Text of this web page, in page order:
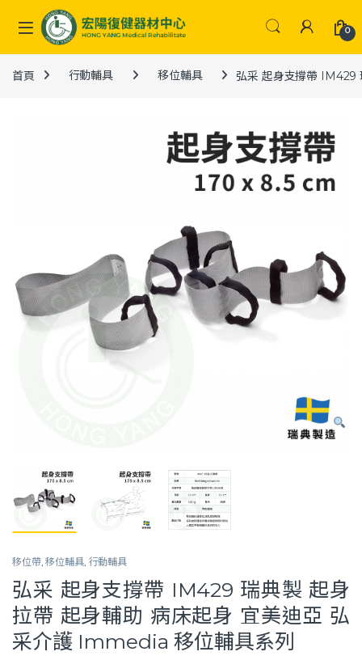
Skip to navigation
Skip to content
0
首頁 行動輔具 移位輔具 弘采 起身支撐帶 IM429
移位帶,移位輔具, 行動輔具
弘采 起身支撐帶 IM429 瑞典製 起身
拉帶 起身輔助 病床起身 宜美迪亞 弘
采介護 Immedia 移位輔具系列